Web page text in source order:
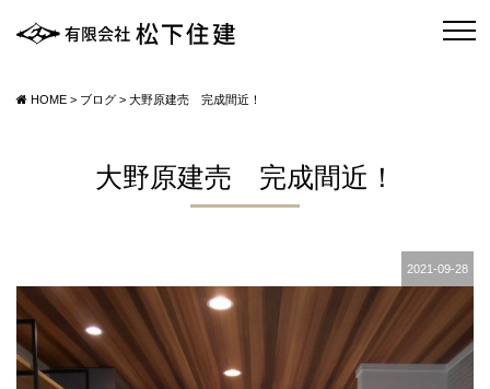
HOME > ブログ > 大野原建売 完成間近！
大野原建売 完成間近！
2021-09-28